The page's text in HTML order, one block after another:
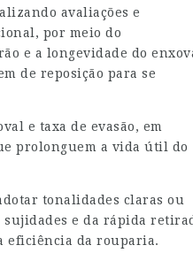
avaliações e
por meio do
e a longevidade do
de reposição para se
e taxa de evasão, em
prolonguem a vida útil do
tonalidades claras ou
e da rápida
eficiência da rouparia.